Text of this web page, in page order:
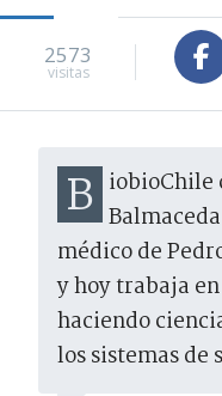
2573
visitas
BiobioChile conversó con Nicolás
médico de
y hoy trabaja
haciendo
los sistemas de